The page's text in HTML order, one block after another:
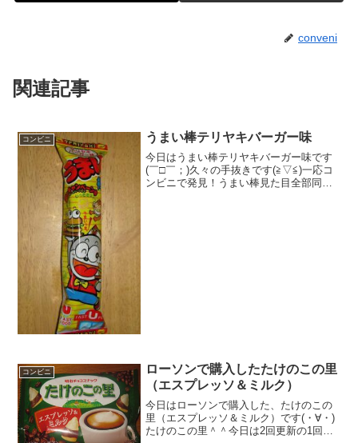
conveni
関連記事
コンビニ うまい棒テリヤキバーガー味
今日はうまい棒テリヤキバーガー味です
(￣□￣；)久々の手抜きです(≧▽≦)一応コ
ンビニで発見！うまい棒見た目全部同じ
コンビニ
ローソンで購入したたけのこの里
（エスプレッソ＆ミルク）
今日はローソンで購入した、たけのこの
里（エスプレッソ＆ミルク）です(・∀・)
たけのこの里＾＾今日は2回更新の1回目2